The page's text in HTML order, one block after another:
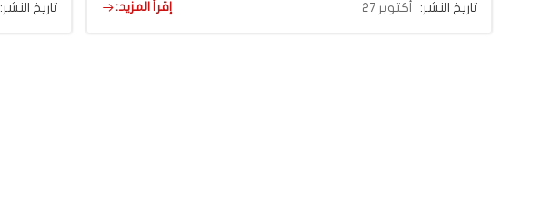
تاريخ النشر: تاريخ النشر: أكتوبر 27 إقرأ المزيد: